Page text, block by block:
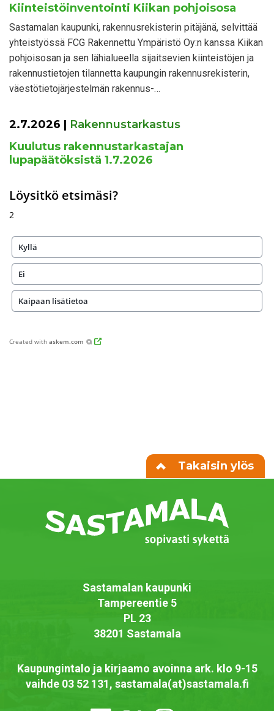
Kiinteistöinventointi Kiikan pohjoisosa
Sastamalan kaupunki, rakennusrekisterin pitäjänä, selvittää
yhteistyössä FCG Rakennettu Ympäristö Oy:n kanssa Kiikan
pohjoisosan ja sen lähialueella sijaitsevien kiinteistöjen ja
rakennustietojen tilannetta kaupungin rakennusrekisterin,
väestötietojärjestelmän rakennus-…
2.7.2026 | Rakennustarkastus
Kuulutus rakennustarkastajan
lupapäätöksistä 1.7.2026
Löysitkö etsimäsi?
2
Kyllä
Ei
Kaipaan lisätietoa
Created with askem.com
Takaisin ylös
Sastamalan kaupunki
Tampereentie 5
PL 23
38201 Sastamala
Kaupungintalo ja kirjaamo avoinna ark. klo 9-15
vaihde 03 52 131, sastamala(at)sastamala.fi